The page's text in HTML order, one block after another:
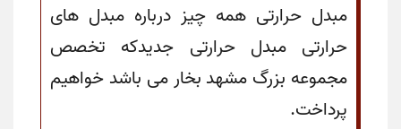
مبدل حرارتی همه چیز درباره مبدل های
حرارتی مبدل حرارتی جدیدکه تخصص
مجموعه بزرگ مشهد بخار می باشد خواهیم
پرداخت.